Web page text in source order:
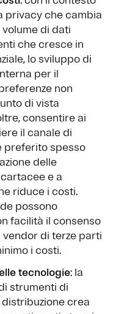
privacy che cambia
di dati
che cresce in
lo sviluppo di
per il
non
di vista
consentire ai
il canale di
preferito spesso
delle
e a
riduce i costi.
possono
facilità il consenso
di terze parti
i costi.
tecnologie: la
strumenti di
crea